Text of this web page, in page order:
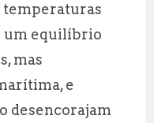
temperaturas
um equilíbrio
mas
e
desencorajam